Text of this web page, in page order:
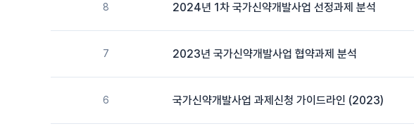
8 2024년 1차 국가신약개발사업 선정과제 분석
7 2023년 국가신약개발사업 협약과제 분석
6 국가신약개발사업 과제신청 가이드라인 (2023)